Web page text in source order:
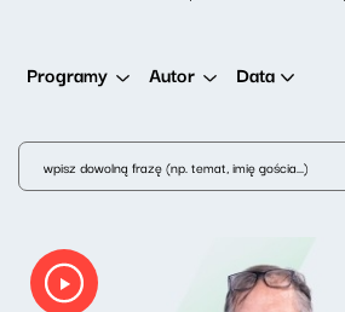
Programy Autor Data